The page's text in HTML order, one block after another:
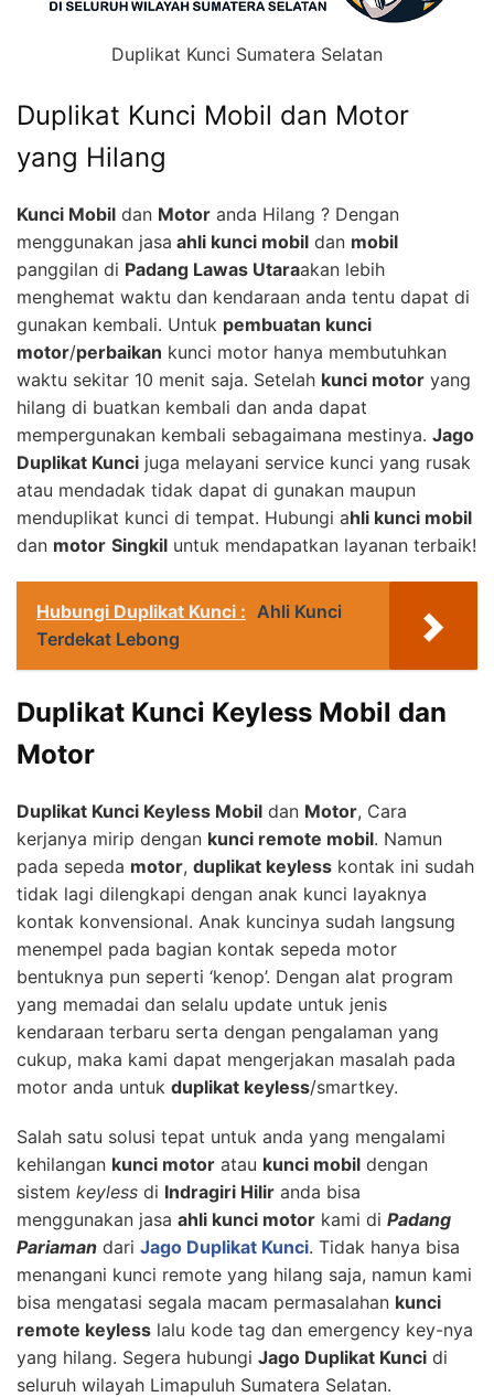
Duplikat Kunci Sumatera Selatan
Duplikat Kunci Mobil dan Motor
yang Hilang
Kunci Mobil dan Motor anda Hilang ? Dengan
menggunakan jasa ahli kunci mobil dan mobil
panggilan di Padang Lawas Utaraakan lebih
menghemat waktu dan kendaraan anda tentu dapat di
gunakan kembali. Untuk pembuatan kunci
motor/perbaikan kunci motor hanya membutuhkan
waktu sekitar 10 menit saja. Setelah kunci motor yang
hilang di buatkan kembali dan anda dapat
mempergunakan kembali sebagaimana mestinya. Jago
Duplikat Kunci juga melayani service kunci yang rusak
atau mendadak tidak dapat di gunakan maupun
menduplikat kunci di tempat. Hubungi ahli kunci mobil
dan motor Singkil untuk mendapatkan layanan terbaik!
Hubungi Duplikat Kunci : Ahli Kunci
Terdekat Lebong
Duplikat Kunci Keyless Mobil dan
Motor
Duplikat Kunci Keyless Mobil dan Motor, Cara
kerjanya mirip dengan kunci remote mobil. Namun
pada sepeda motor, duplikat keyless kontak ini sudah
tidak lagi dilengkapi dengan anak kunci layaknya
kontak konvensional. Anak kuncinya sudah langsung
menempel pada bagian kontak sepeda motor
bentuknya pun seperti ‘kenop’. Dengan alat program
yang memadai dan selalu update untuk jenis
kendaraan terbaru serta dengan pengalaman yang
cukup, maka kami dapat mengerjakan masalah pada
motor anda untuk duplikat keyless/smartkey.
Salah satu solusi tepat untuk anda yang mengalami
kehilangan kunci motor atau kunci mobil dengan
sistem keyless di Indragiri Hilir anda bisa
menggunakan jasa ahli kunci motor kami di Padang
Pariaman dari Jago Duplikat Kunci. Tidak hanya bisa
menangani kunci remote yang hilang saja, namun kami
bisa mengatasi segala macam permasalahan kunci
remote keyless lalu kode tag dan emergency key-nya
yang hilang. Segera hubungi Jago Duplikat Kunci di
seluruh wilayah Limapuluh Sumatera Selatan.